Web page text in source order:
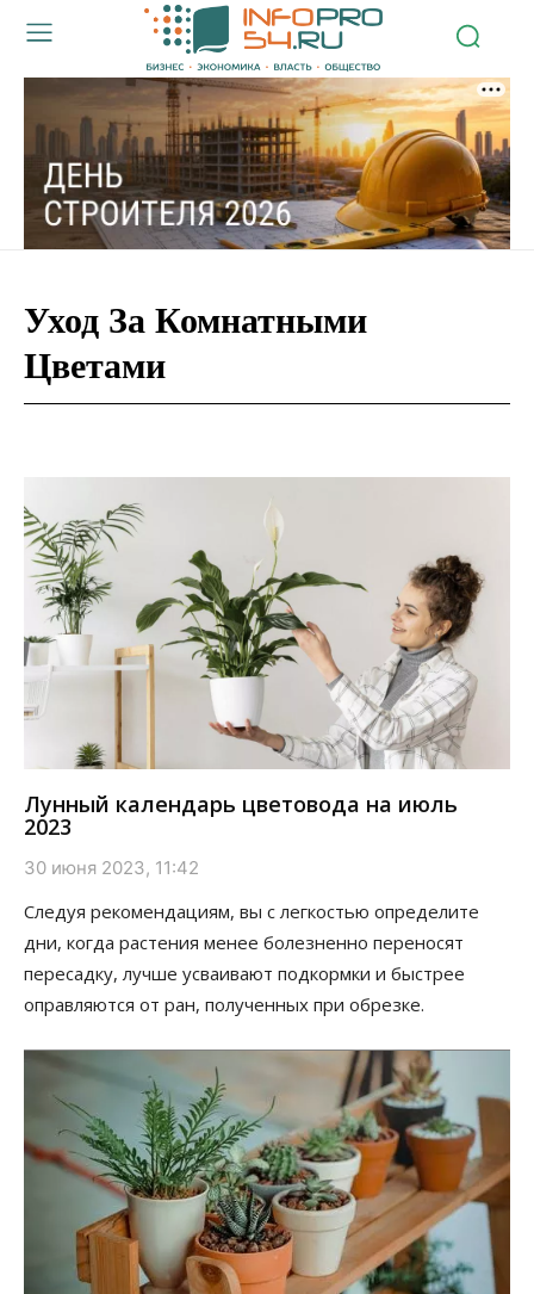
Уход За Комнатными
Цветами
Лунный календарь цветовода на июль
2023
30 июня 2023, 11:42
Следуя рекомендациям, вы с легкостью определите
дни, когда растения менее болезненно переносят
пересадку, лучше усваивают подкормки и быстрее
оправляются от ран, полученных при обрезке.